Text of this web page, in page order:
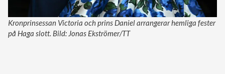
Kronprinsessan Victoria och prins Daniel arrangerar hemliga fester
på Haga slott. Bild: Jonas Ekströmer/TT